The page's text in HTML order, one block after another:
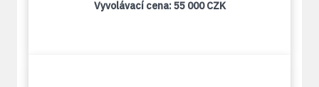
Vyvolávací cena:55 000 CZK